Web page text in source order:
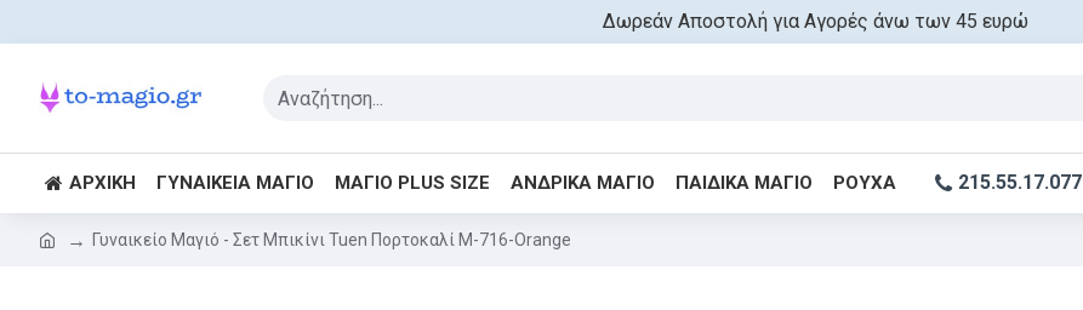
Δωρεάν Αποστολή για Αγορές άνω των 45 ευρώ
ΑΡΧΙΚΉ ΓΥΝΑΙΚΕΊΑ ΜΑΓΙΌ ΜΑΓΙΌ PLUS SIZE ΑΝΔΡΙΚΆ ΜΑΓΙΌ ΠΑΙΔΙΚΆ ΜΑΓΙΌ ΡΟΎΧΑ 215.55.17.077
Γυναικείο Μαγιό - Σετ Μπικίνι Tuen Πορτοκαλί M-716-Orange